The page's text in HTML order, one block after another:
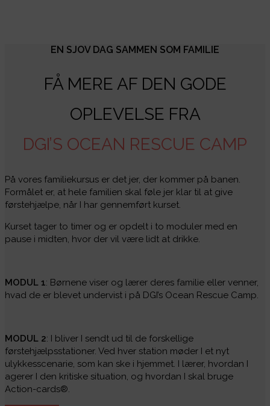
EN SJOV DAG SAMMEN SOM FAMILIE
FÅ MERE AF DEN GODE
OPLEVELSE FRA
DGI’S OCEAN RESCUE CAMP
På vores familiekursus er det jer, der kommer på banen.
Formålet er, at hele familien skal føle jer klar til at give
førstehjælpe, når I har gennemført kurset.
Kurset tager to timer og er opdelt i to moduler med en
pause i midten, hvor der vil være lidt at drikke.
MODUL 1: Børnene viser og lærer deres familie eller venner,
hvad de er blevet undervist i på DGI’s Ocean Rescue Camp.
MODUL 2: I bliver I sendt ud til de forskellige
førstehjælpsstationer. Ved hver station møder I et nyt
ulykkesscenarie, som kan ske i hjemmet. I lærer, hvordan I
agerer I den kritiske situation, og hvordan I skal bruge
Action-cards®.